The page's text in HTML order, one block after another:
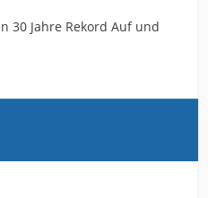
30 Jahre Rekord Auf und